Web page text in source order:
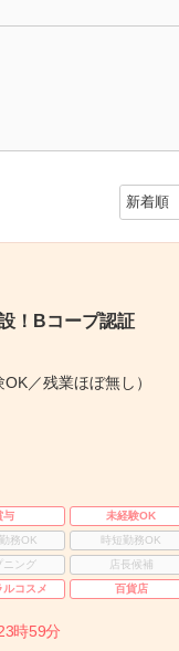
！Bコープ認証
／残業ほぼ無し）
与
未経験OK
務OK
時短勤務OK
ニング
店長候補
ルコスメ 百貨店
時59分